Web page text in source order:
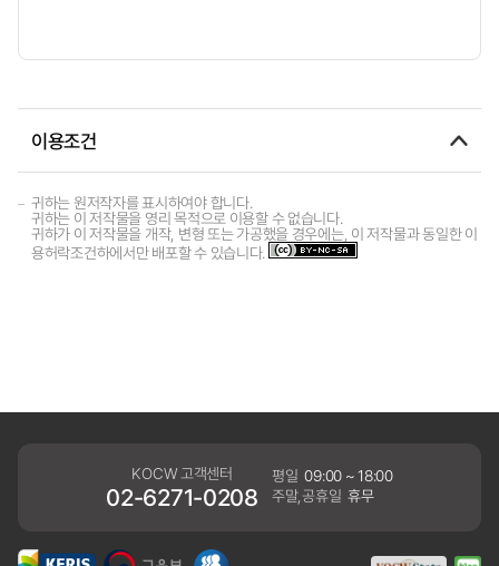
이용조건
귀하는 원저작자를 표시하여야 합니다.
귀하는 이 저작물을 영리 목적으로 이용할 수 없습니다.
귀하가 이 저작물을 개작, 변형 또는 가공했을 경우에는, 이 저작물과 동일한 이
용허락조건하에서만 배포할 수 있습니다.
KOCW 고객센터
02-6271-0208
평일 09:00 ~ 18:00
주말,공휴일 휴무